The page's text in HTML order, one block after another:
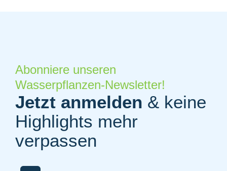
Abonniere unseren
Wasserpflanzen-Newsletter!
Jetzt anmelden & keine
Highlights mehr
verpassen